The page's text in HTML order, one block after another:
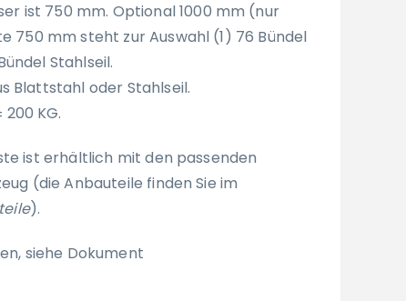
ist 750 mm. Optional 1000 mm (nur
750 mm steht zur Auswahl (1) 76 Bündel
Stahlseil.
Blattstahl oder Stahlseil.
KG.
ist erhältlich mit den passenden
(die Anbauteile finden Sie im
).
siehe Dokument